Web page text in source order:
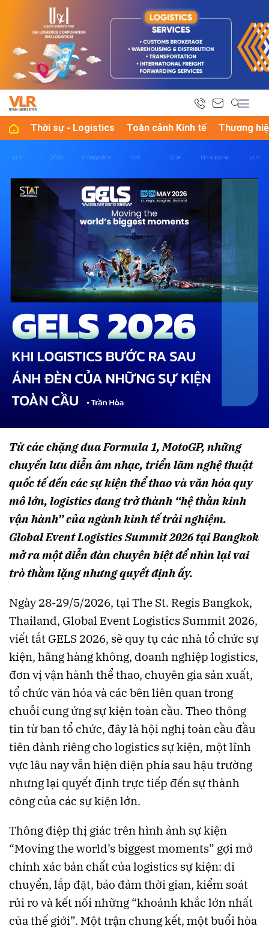
Thời sự - Logistics Toàn cảnh Kinh tế Thương
Từ các chặng đua Formula 1, MotoGP, những
chuyến lưu diễn âm nhạc, triển lãm nghệ thuật
quốc tế đến các sự kiện thể thao và văn hóa quy
mô lớn, logistics đang trở thành “hệ thần kinh
vận hành” của ngành kinh tế trải nghiệm.
Global Event Logistics Summit 2026 tại Bangkok
mở ra một diễn đàn chuyên biệt để nhìn lại vai
trò thầm lặng nhưng quyết định ấy.
Ngày 28-29/5/2026, tại The St. Regis Bangkok,
Thailand, Global Event Logistics Summit 2026,
viết tắt GELS 2026, sẽ quy tụ các nhà tổ chức sự
kiện, hãng hàng không, doanh nghiệp logistics,
đơn vị vận hành thể thao, chuyên gia sản xuất,
tổ chức văn hóa và các bên liên quan trong
chuỗi cung ứng sự kiện toàn cầu. Theo thông
tin từ ban tổ chức, đây là hội nghị toàn cầu đầu
tiên dành riêng cho logistics sự kiện, một lĩnh
vực lâu nay vẫn hiện diện phía sau hậu trường
nhưng lại quyết định trực tiếp đến sự thành
công của các sự kiện lớn.
Thông điệp thị giác trên hình ảnh sự kiện
“Moving the world’s biggest moments” gợi mở
chính xác bản chất của logistics sự kiện: di
chuyển, lắp đặt, bảo đảm thời gian, kiểm soát
rủi ro và kết nối những “khoảnh khắc lớn nhất
của thế giới”. Một trận chung kết, một buổi hòa
luận
Hủy